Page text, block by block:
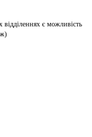
відділеннях є можливість